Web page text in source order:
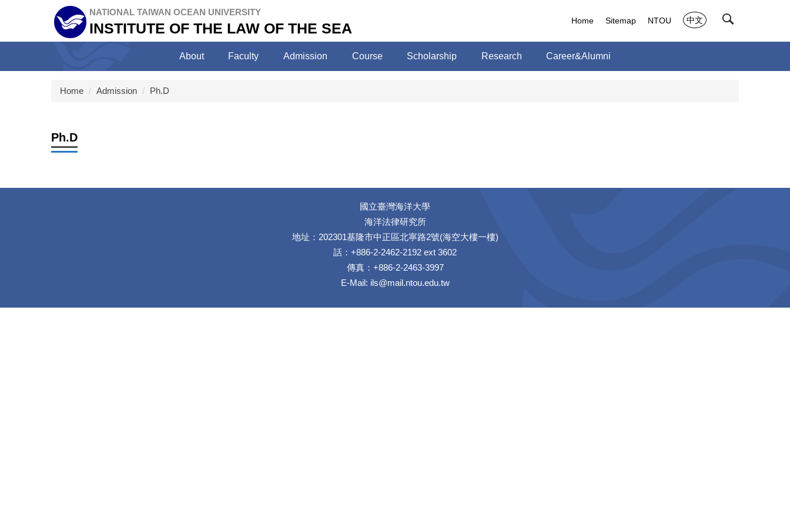
block
NATIONAL TAIWAN OCEAN UNIVERSITY
INSTITUTE OF THE LAW OF THE SEA
About Faculty Admission Course Scholarship Research Career&Alumni
Home Sitemap NTOU 中文
Home Admission Ph.D
Ph.D
國立臺灣海洋大學
海洋法律研究所
地址：202301基隆市中正區北寧路2號(海空大樓一樓)
話：+886-2-2462-2192 ext 3602
傳真：+886-2-2463-3997
E-Mail: ils@mail.ntou.edu.tw